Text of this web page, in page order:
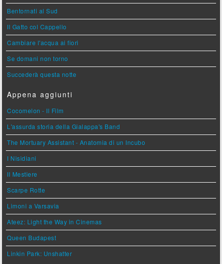
Bentornati al Sud
Il Gatto col Cappello
Cambiare l'acqua ai fiori
Se domani non torno
Succederà questa notte
Appena aggiunti
Cocomelon - Il Film
L'assurda storia della Gialappa's Band
The Mortuary Assistant - Anatomia di un Incubo
I Nisidiani
Il Mestiere
Scarpe Rotte
Limoni a Varsavia
Ateez: Light the Way in Cinemas
Queen Budapest
Linkin Park: Unshatter